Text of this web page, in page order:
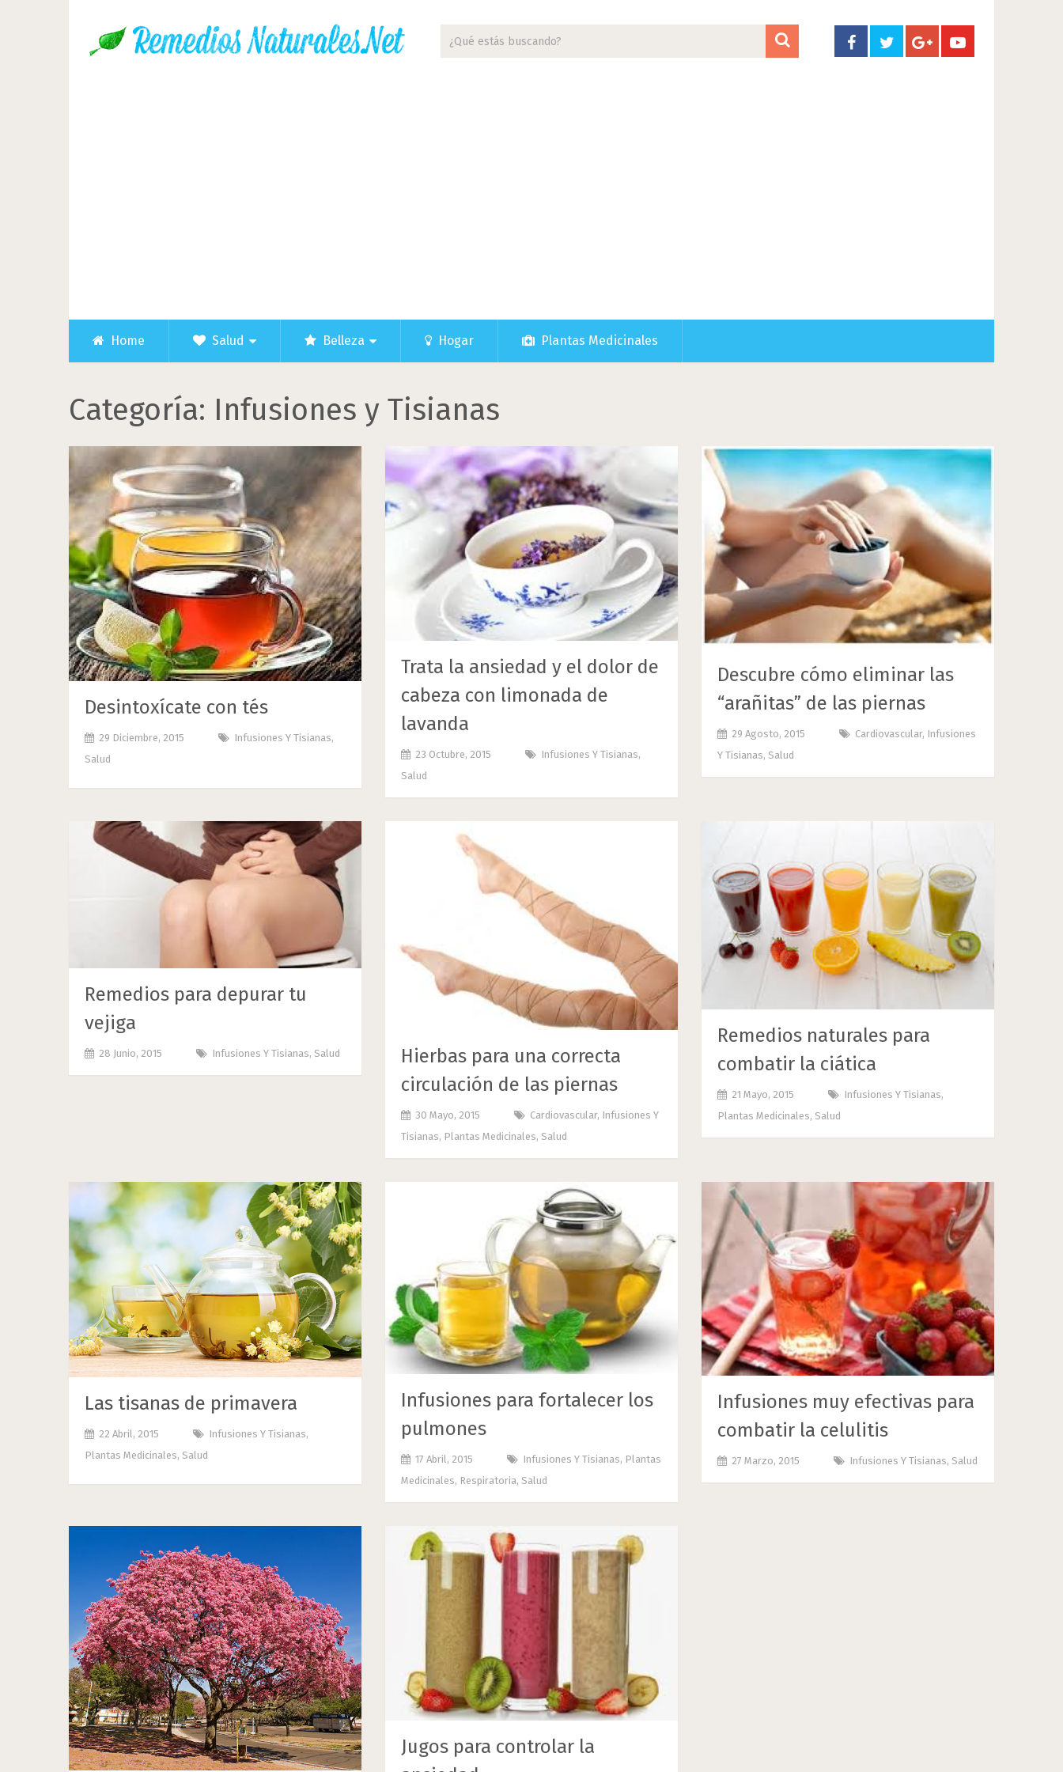
Home Salud Belleza Hogar Plantas Medicinales
Categoría: Infusiones y Tisianas
Desintoxícate con tés
29 Diciembre, 2015 Infusiones Y Tisianas,
Salud
Trata la ansiedad y el dolor de
cabeza con limonada de
lavanda
23 Octubre, 2015 Infusiones Y Tisianas,
Salud
Descubre cómo eliminar las
“arañitas” de las piernas
29 Agosto, 2015 Cardiovascular, Infusiones
Y Tisianas, Salud
Remedios para depurar tu
vejiga
28 Junio, 2015 Infusiones Y Tisianas, Salud
Hierbas para una correcta
circulación de las piernas
30 Mayo, 2015 Cardiovascular, Infusiones Y
Tisianas, Plantas Medicinales, Salud
Remedios naturales para
combatir la ciática
21 Mayo, 2015 Infusiones Y Tisianas,
Plantas Medicinales, Salud
Las tisanas de primavera
22 Abril, 2015 Infusiones Y Tisianas,
Plantas Medicinales, Salud
Infusiones para fortalecer los
pulmones
17 Abril, 2015 Infusiones Y Tisianas, Plantas
Medicinales, Respiratoria, Salud
Infusiones muy efectivas para
combatir la celulitis
27 Marzo, 2015 Infusiones Y Tisianas, Salud
Jugos para controlar la